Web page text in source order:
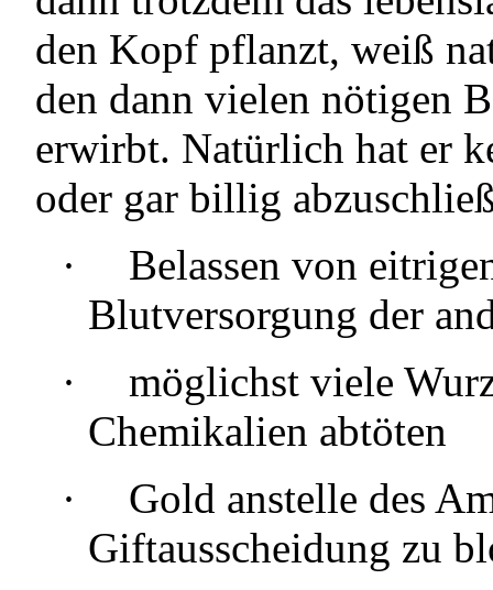
den Kopf pflanzt, weiß
den dann vielen nötigen
erwirbt. Natürlich hat er
oder gar billig
·
Belassen von
Blutversorgung der
·
möglichst viele
Chemikalien abtöten
·
Gold anstelle des
Giftausscheidung zu